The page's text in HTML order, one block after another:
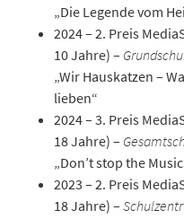
„Die Legende vom
2024 – 2. Preis
10 Jahre) –
„Wir Hauskatzen –
lieben“
2024 – 3. Preis
18 Jahre) –
„Don’t stop the
2023 – 2. Preis
18 Jahre) –